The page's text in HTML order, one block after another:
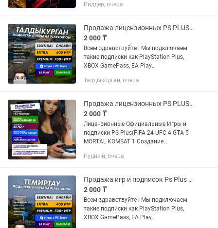
XBOX STORE: FC25, WUKONG, ASTRO
DUTY...
Риддер, вчера
Продажа лицензионных PS PLUS игр на PS4, PS5 FIFA UFC GTA ПС4 ПС5 FC25 Xbox
2 000 ₸
Всем здравствуйте ! Мы подключаем
такие подписки как PlayStation Plus,
XBOX GamePass, EA Play
XBOX STORE: FC25, WUKONG, ASTRO
DUTY...
Талдыкорган, вчера
Продажа лицензионных PS PLUS игр на PS4, PS5 FIFA UFC GTA ПС4 ПС5 FC25 Xbox
2 000 ₸
Лицензионные Официальные Игры и
подписки PS Plus(FIFA 24 UFC 4 GTA 5
MORTAL KOMBAT 1 Создание
PS5 PS4 Пo вcем вопросам писать p,
Рудный, вчера
Продажа игр и подписок Ps Plus PS5 PS4 Xbox (GTA UFC MK EXTRA PREMIUM)
2 000 ₸
Всем здравствуйте ! Мы подключаем
такие подписки как PlayStation Plus,
XBOX GamePass, EA Play